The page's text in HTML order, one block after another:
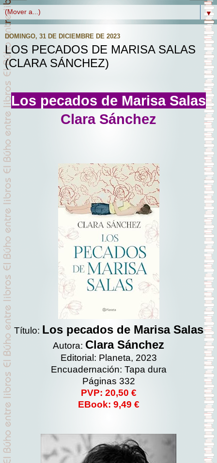
▼
DOMINGO, 31 DE DICIEMBRE DE 2023
LOS PECADOS DE MARISA SALAS
(CLARA SÁNCHEZ)
Los pecados de Marisa Salas
Clara Sánchez
Título: Los pecados de Marisa Salas
Autora: Clara Sánchez
Editorial: Planeta, 2023
Encuadernación: Tapa dura
Páginas 332
PVP: 20,50 €
EBook: 9,49 €